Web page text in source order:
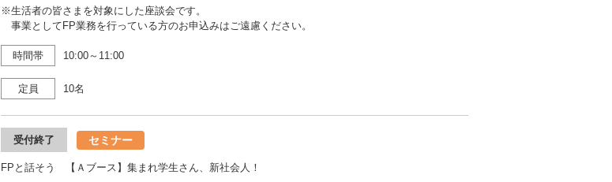
※生活者の皆さまを対象にした座談会です。
事業としてFP業務を行っている方のお申込みはご遠慮ください。
時間帯 10:00～11:00
定員 10名
受付終了 セミナー
FPと話そう 【Ａブース】集まれ学生さん、新社会人！